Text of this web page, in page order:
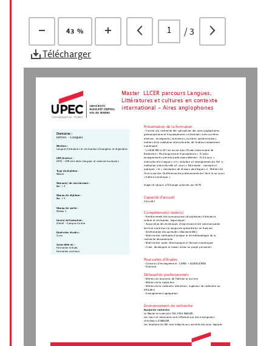
43 % /3
Télécharger
Master  LLCER parcours Langues,
Littératures et cultures en contexte
international - Aires anglophones
Présentation de la formation
- Former à la recherche des spécialistes des aires anglophones,
germanophones et hispanophones se destinant à des carrières
diverses : enseignants, chercheurs, carrières administratives,
métiers de la médiation interculturelle, de l’édition (notamment
numérique).
- Le MASTER LLCCI est inscrit dans l’Ecole Universitaire de
Recherche « Plurilinguisme et Francophonie ». Il inclut
enseignements orientés professionnellement : FLE (cours «
interculturel et langues » et « initiation à l’enseignement du FLE ») ;
médiation interculturelle (cf. cours « Patrimoine : concepts et
pratiques » et « conception de réseaux plurilingues ») ; Métiers de
l’écrit avec des Conférences de professionnels de l’écrit et un cours
« Edition numérique ».
Stages et séjours à l'étranger valorisés par ECTS
Capacité d'accueil
20 en M1
Compétence(s) visée(s)
- Renforcement des connaissances disciplinaires (littérature,
culture et civilisation, linguistique)
- Acquisition des techniques d’expression et de communication
écrite et orale dans la langue de spécialité (et en français)
- Amélioration des aptitudes rédactionnelles
- Maitrise des méthodes d’analyse et de méthodologie de la
recherche documentaire
- Maîtrise des outils informatiques et formats numériques
- Créer, developper et mener à bien un projet personnel.
Poursuites d'études
- Concours d'enseignement : CAPES + AGREGATION
- Doctorat
Débouchés professionnels
- Métiers du tourisme, de l’édition et du livre
- Métiers de la traduction
- Métiers de la recherche (chercheur, ingénieur de recherche ou
d'études)
- Enseignement (agrégation)
Environnement de recherche
Equipe de recherche
Le Master est adossé à l'EA 3958 IMAGER.
Les cours et séminaires sont effectués par des enseignants-
chercheurs d’IMAGER
Les étudiants du M2 sont intégrés aux activités des sous-équipes
Domaine :
Lettres - Langues
Mention :
Langues littératures et civilisations étrangères et régionales
UFR/Institut :
UPEC - UFR de Lettres langues et sciences humaines
Type de diplôme :
Master
Niveau(x) de recrutement :
Bac + 3
Niveau de diplôme :
Bac + 5
Niveau de sortie :
Niveau 1
Lieu(x) de formation :
Créteil - Campus Centre
Durée des études :
2 ans
Accessible en :
Formation initiale,
Formation continue